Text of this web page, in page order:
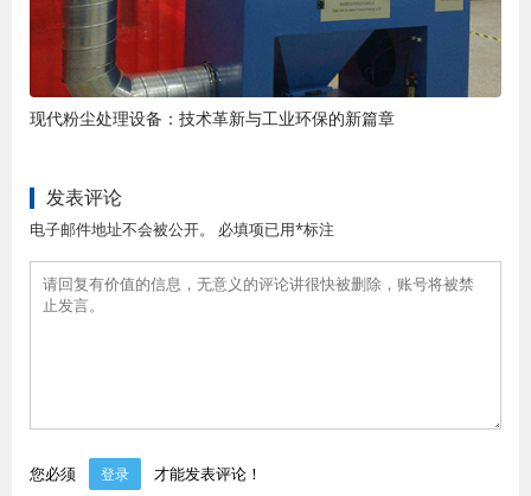
现代粉尘处理设备：技术革新与工业环保的新篇章
发表评论
电子邮件地址不会被公开。 必填项已用*标注
您必须 登录 才能发表评论！